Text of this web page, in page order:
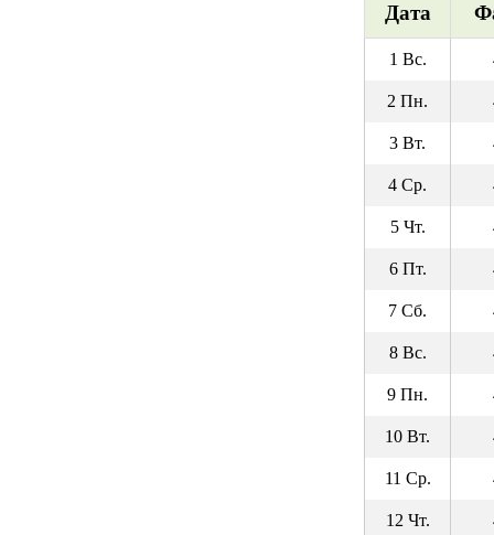
Дата
1 Вс.
2 Пн.
3 Вт.
4 Ср.
5 Чт.
6 Пт.
7 Сб.
8 Вс.
9 Пн.
10 Вт.
11 Ср.
12 Чт.